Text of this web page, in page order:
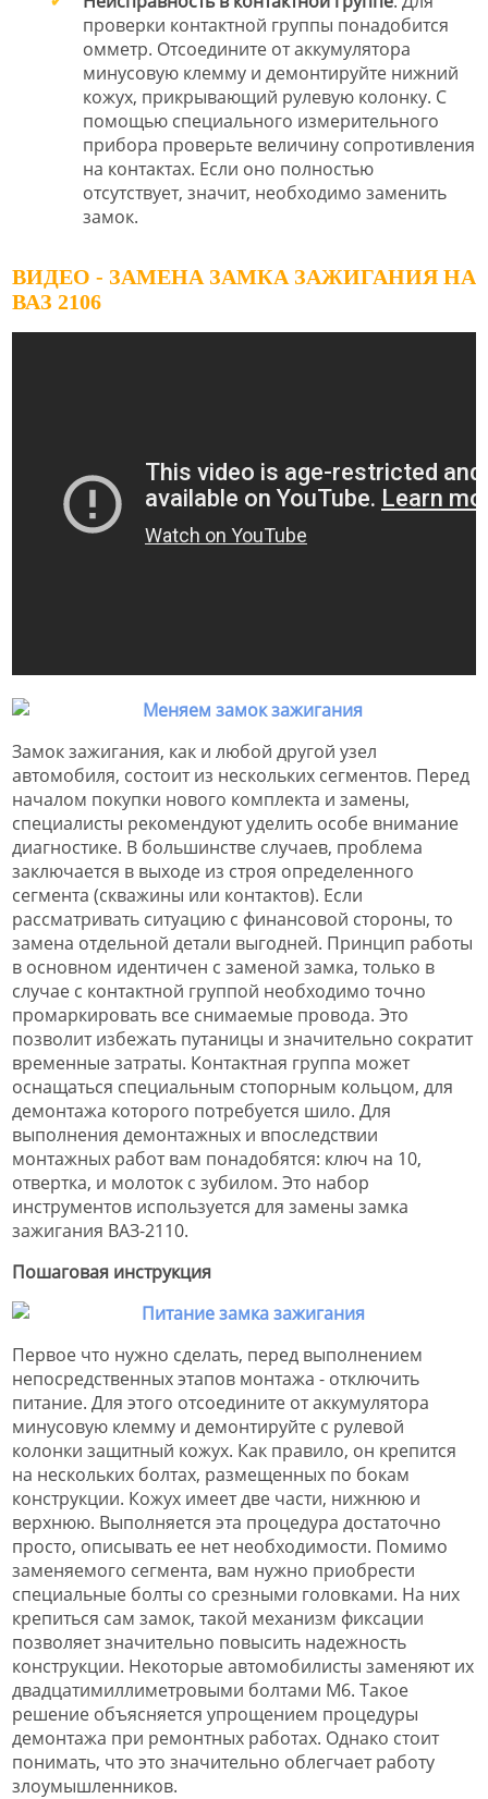
проверки контактной группы понадобится
омметр. Отсоедините от аккумулятора
минусовую клемму и демонтируйте нижний
кожух, прикрывающий рулевую колонку. С
помощью специального измерительного
прибора проверьте величину сопротивления
на контактах. Если оно полностью
отсутствует, значит, необходимо заменить
замок.
ВИДЕО - ЗАМЕНА ЗАМКА ЗАЖИГАНИЯ НА
ВАЗ 2106
Замок зажигания, как и любой другой узел
автомобиля, состоит из нескольких сегментов. Перед
началом покупки нового комплекта и замены,
специалисты рекомендуют уделить особе внимание
диагностике. В большинстве случаев, проблема
заключается в выходе из строя определенного
сегмента (скважины или контактов). Если
рассматривать ситуацию с финансовой стороны, то
замена отдельной детали выгодней. Принцип работы
в основном идентичен с заменой замка, только в
случае с контактной группой необходимо точно
промаркировать все снимаемые провода. Это
позволит избежать путаницы и значительно сократит
временные затраты. Контактная группа может
оснащаться специальным стопорным кольцом, для
демонтажа которого потребуется шило. Для
выполнения демонтажных и впоследствии
монтажных работ вам понадобятся: ключ на 10,
отвертка, и молоток с зубилом. Это набор
инструментов используется для замены замка
зажигания ВАЗ-2110.
Пошаговая инструкция
Первое что нужно сделать, перед выполнением
непосредственных этапов монтажа - отключить
питание. Для этого отсоедините от аккумулятора
минусовую клемму и демонтируйте с рулевой
колонки защитный кожух. Как правило, он крепится
на нескольких болтах, размещенных по бокам
конструкции. Кожух имеет две части, нижнюю и
верхнюю. Выполняется эта процедура достаточно
просто, описывать ее нет необходимости. Помимо
заменяемого сегмента, вам нужно приобрести
специальные болты со срезными головками. На них
крепиться сам замок, такой механизм фиксации
позволяет значительно повысить надежность
конструкции. Некоторые автомобилисты заменяют их
двадцатимиллиметровыми болтами М6. Такое
решение объясняется упрощением процедуры
демонтажа при ремонтных работах. Однако стоит
понимать, что это значительно облегчает работу
злоумышленников.